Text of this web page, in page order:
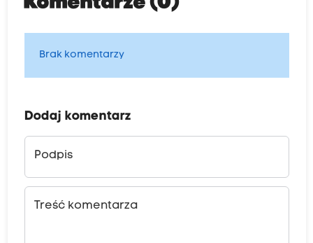
Brak komentarzy
Dodaj komentarz
Podpis
Treść komentarza